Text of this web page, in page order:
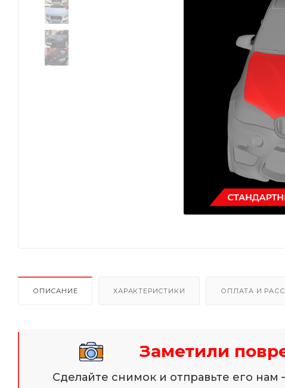
ОПИСАНИЕ ХАРАКТЕРИСТИКИ ОПЛАТА И
Заметили
Сделайте снимок и отправьте его